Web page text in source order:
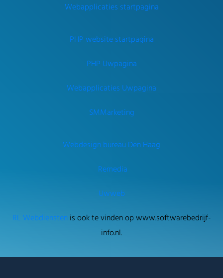
Webapplicaties startpagina
PHP website startpagina
PHP Uwpagina
Webapplicaties Uwpagina
SMMarketing
Webdesign bureau Den Haag
Remedia
Uwweb
RL Webdienstenis ook te vinden op www.softwarebedrijf-
info.nl.